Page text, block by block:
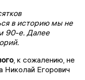
в историю мы не
90-е. Далее
, к сожалению, не
Николай Егорович